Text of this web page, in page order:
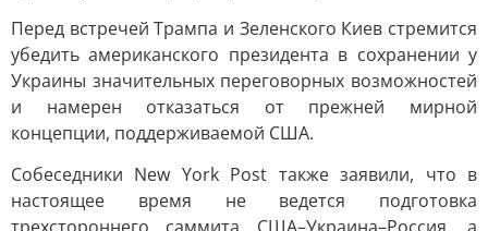
Перед встречей Трампа и Зеленского Киев стремится
убедить американского президента в сохранении у
Украины значительных переговорных возможностей
и намерен отказаться от прежней мирной
концепции, поддерживаемой США.
Собеседники New York Post также заявили, что в
настоящее время не ведется подготовка